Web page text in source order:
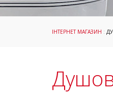
ІНТЕРНЕТ МАГАЗИН :